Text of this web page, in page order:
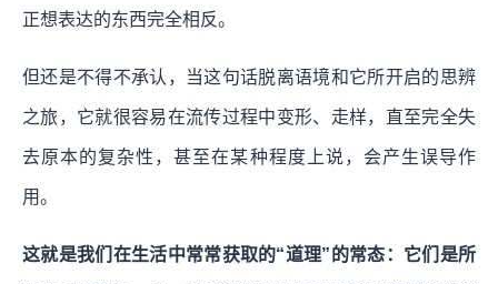
正想表达的东西完全相反。
但还是不得不承认，当这句话脱离语境和它所开启的思辨
之旅，它就很容易在流传过程中变形、走样，直至完全失
去原本的复杂性，甚至在某种程度上说，会产生误导作
用。
这就是我们在生活中常常获取的“道理”的常态：它们是所